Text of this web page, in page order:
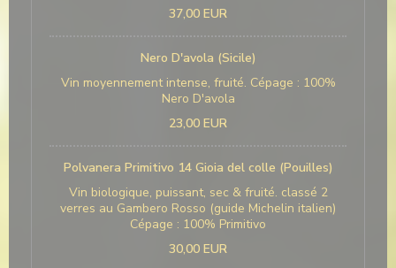
37,00 EUR
Nero D'avola (Sicile)
Vin moyennement intense, fruité. Cépage : 100%
Nero D'avola
23,00 EUR
Polvanera Primitivo 14 Gioia del colle (Pouilles)
Vin biologique, puissant, sec & fruité. classé 2
verres au Gambero Rosso (guide Michelin italien)
Cépage : 100% Primitivo
30,00 EUR